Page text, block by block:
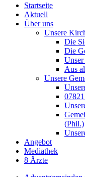
Startseite
Aktuell
Über uns
Unsere
Die
Die
Aus
Unsere
(Phil.)
Angebot
Mediathek
8 Ärzte